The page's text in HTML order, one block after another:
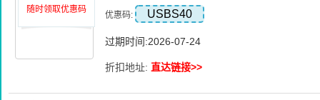
优惠码: USBS40
过期时间:2026-07-24
折扣地址: 直达链接>>
随时领取优惠码